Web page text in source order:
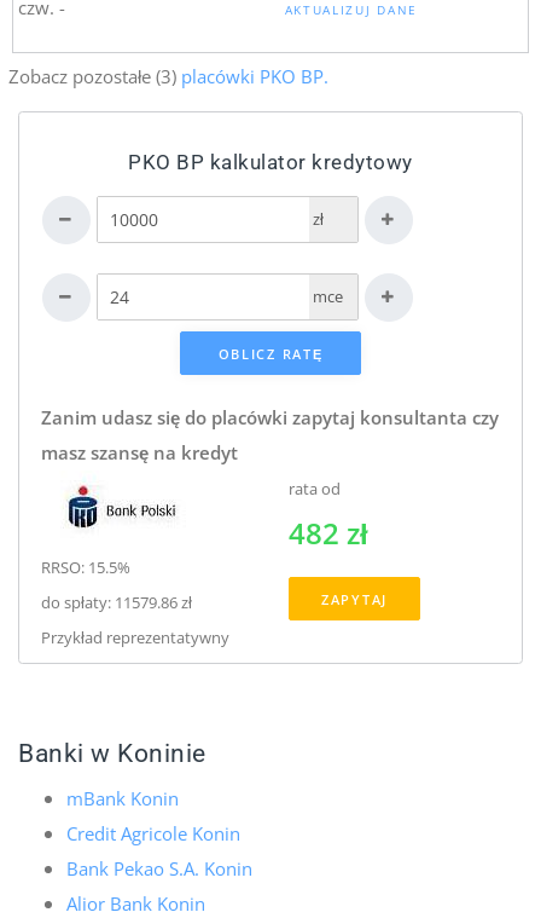
czw. -
AKTUALIZUJ DANE
Zobacz pozostałe (3) placówki PKO BP.
PKO BP kalkulator kredytowy
zł
mce
Zanim udasz się do placówki zapytaj konsultanta czy
masz szansę na kredyt
RRSO: 15.5%
do spłaty: 11579.86 zł
Przykład reprezentatywny
rata od
482 zł
ZAPYTAJ
Banki w Koninie
mBank Konin
Credit Agricole Konin
Bank Pekao S.A. Konin
Alior Bank Konin